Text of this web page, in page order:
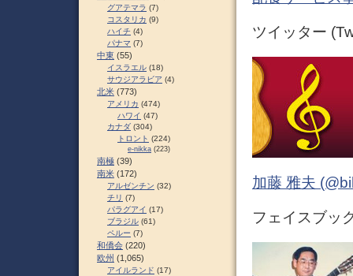
ツイッター
加藤 雅夫
フェイスブッ
グアテマラ (7)
コスタリカ (9)
ハイチ (4)
パナマ (7)
中東 (55)
イスラエル (18)
サウジアラビア (4)
北米 (773)
アメリカ (474)
ハワイ (47)
カナダ (304)
トロント (224)
e-nikka (223)
南極 (39)
南米 (172)
アルゼンチン (32)
チリ (7)
パラグアイ (17)
ブラジル (61)
ペルー (7)
和僑会 (220)
欧州 (1,065)
アイルランド (17)